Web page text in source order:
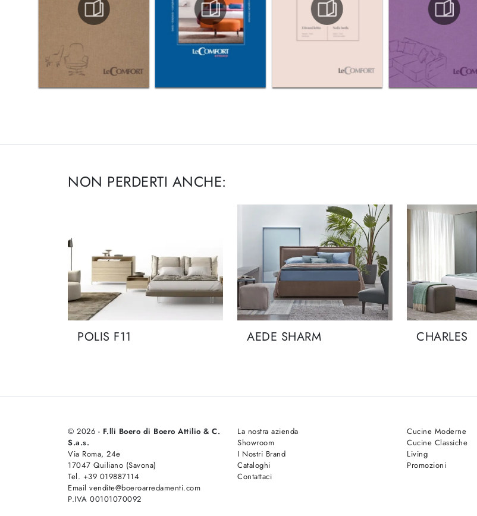
NON PERDERTI ANCHE:
POLIS F11 AEDE SHARM CHARLES
© 2026 - F.lli Boero di Boero Attilio & C.
S.a.s.
Via Roma, 24e
17047 Quiliano (Savona)
Tel. +39 019887114
Email vendite@boeroarredamenti.com
P.IVA 00101070092
La nostra azienda
Showroom
I Nostri Brand
Cataloghi
Contattaci
Cucine Moderne
Cucine Classiche
Living
Promozioni